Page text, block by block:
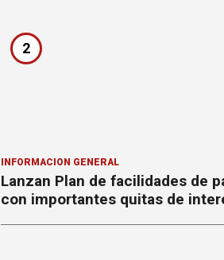
2
INFORMACION GENERAL
Lanzan Plan de facilidades de
con importantes quitas de